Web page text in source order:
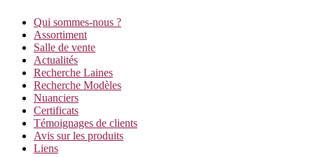
Qui sommes-nous ?
Assortiment
Salle de vente
Actualités
Recherche Laines
Recherche Modèles
Nuanciers
Certificats
Témoignages de clients
Avis sur les produits
Liens